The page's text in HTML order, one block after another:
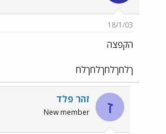
18/1/03
הקפצה
ךלחךלחךלחךלח
ז זהר פלד
New member